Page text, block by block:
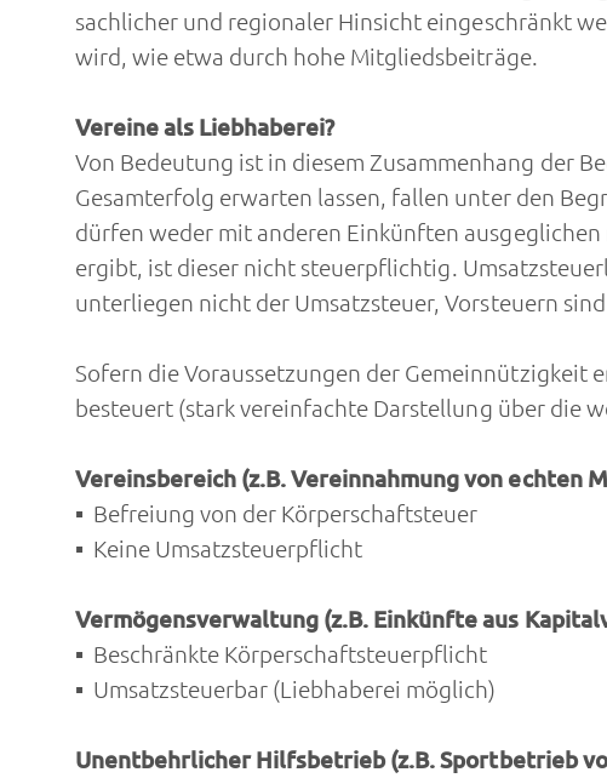
sachlicher und regionaler Hinsicht eingeschränkt
wird, wie etwa durch hohe Mitgliedsbeiträge.
Vereine als Liebhaberei?
Von Bedeutung ist in diesem Zusammenhang der
Gesamterfolg erwarten lassen, fallen unter den
dürfen weder mit anderen Einkünften
ergibt, ist dieser nicht steuerpflichtig.
unterliegen nicht der Umsatzsteuer, Vorsteuern
Sofern die Voraussetzungen der Gemeinnützigkeit
besteuert (stark vereinfachte Darstellung über die
Vereinsbereich (z.B. Vereinnahmung von echten
Befreiung von der Körperschaftsteuer
Keine Umsatzsteuerpflicht
Vermögensverwaltung (z.B. Einkünfte aus
Beschränkte Körperschaftsteuerpflicht
Umsatzsteuerbar (Liebhaberei möglich)
Unentbehrlicher Hilfsbetrieb (z.B. Sportbetrieb